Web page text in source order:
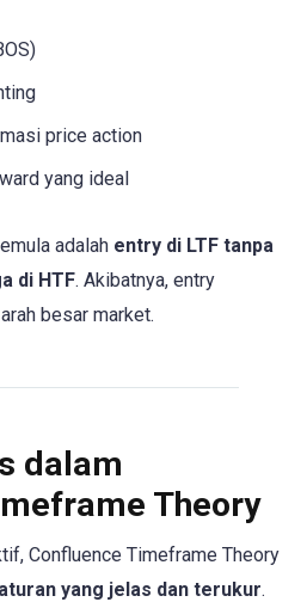
price action
yang ideal
adalah entry di LTF tanpa
di HTF. Akibatnya, entry
besar market.
dalam
Theory
Confluence Timeframe Theory
aturan yang jelas dan terukur.